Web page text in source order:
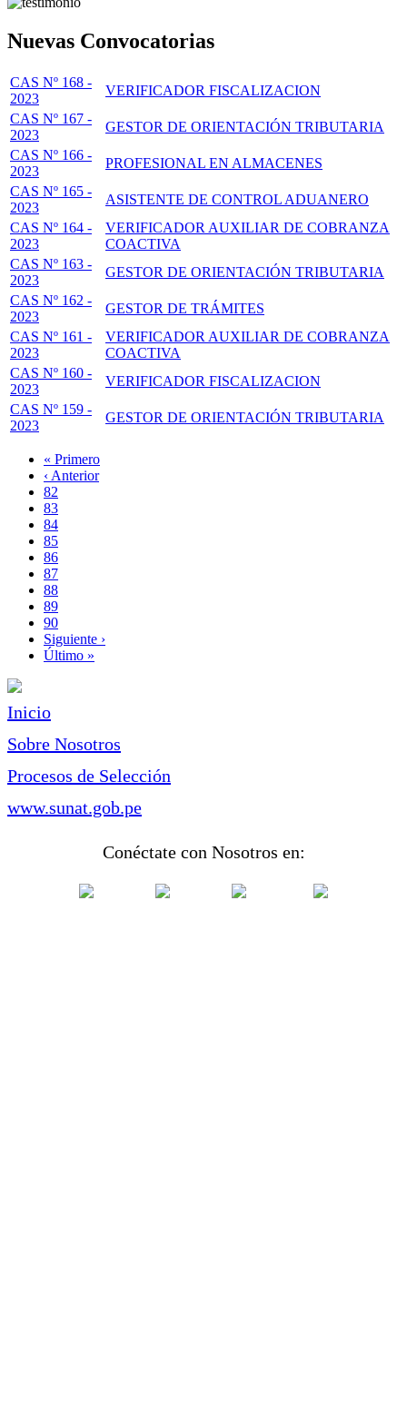
Nuevas Convocatorias
CAS Nº 168 -
2023
VERIFICADOR FISCALIZACION
CAS Nº 167 -
2023
GESTOR DE ORIENTACIÓN TRIBUTARIA
CAS Nº 166 -
2023
PROFESIONAL EN ALMACENES
CAS Nº 165 -
2023
ASISTENTE DE CONTROL ADUANERO
CAS Nº 164 -
2023
VERIFICADOR AUXILIAR DE COBRANZA
COACTIVA
CAS Nº 163 -
2023
GESTOR DE ORIENTACIÓN TRIBUTARIA
CAS Nº 162 -
2023
GESTOR DE TRÁMITES
CAS Nº 161 -
2023
VERIFICADOR AUXILIAR DE COBRANZA
COACTIVA
CAS Nº 160 -
2023
VERIFICADOR FISCALIZACION
CAS Nº 159 -
2023
GESTOR DE ORIENTACIÓN TRIBUTARIA
Paginación
Primera
página
« Primero
Página
anterior
‹ Anterior
Page
82
Page
83
Page
84
Page
85
Página
actual
86
Page
87
Page
88
Page
89
Page
90
Siguiente
página
Siguiente ›
Última
Último »
Inicio
Sobre Nosotros
Procesos de Selección
www.sunat.gob.pe
Conéctate con Nosotros en: